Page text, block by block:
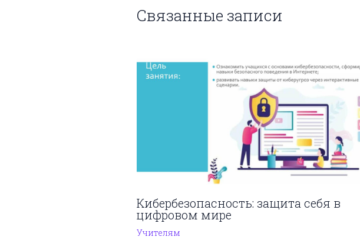
Связанные записи
Кибербезопасность: защита себя в
цифровом мире
Учителям